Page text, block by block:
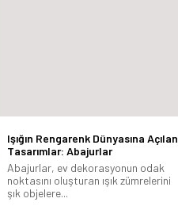
Işığın Rengarenk Dünyasına Açılan
Tasarımlar: Abajurlar
Abajurlar, ev dekorasyonun odak
noktasını oluşturan ışık zümrelerini
şık objelere...